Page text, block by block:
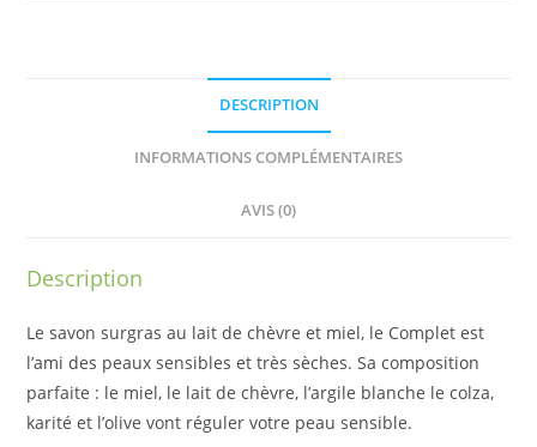
DESCRIPTION
INFORMATIONS COMPLÉMENTAIRES
AVIS (0)
Description
Le savon surgras au lait de chèvre et miel, le Complet est
l’ami des peaux sensibles et très sèches. Sa composition
parfaite : le miel, le lait de chèvre, l’argile blanche le colza,
karité et l’olive vont réguler votre peau sensible.